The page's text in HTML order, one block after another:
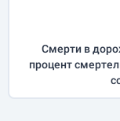
Смерти в
процент